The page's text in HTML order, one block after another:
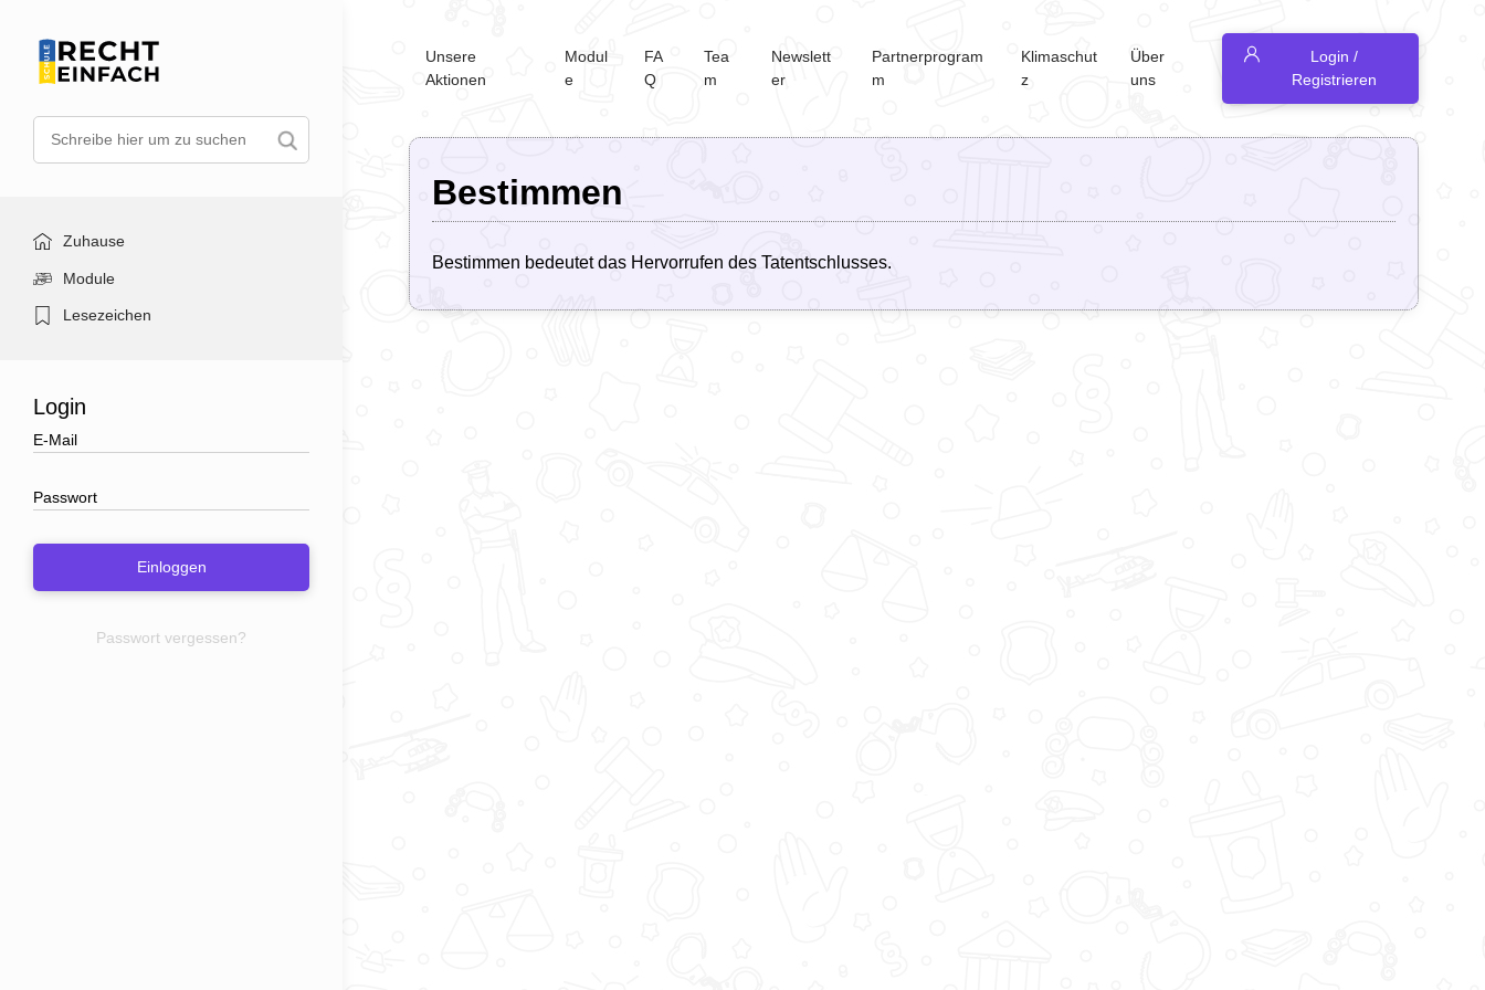
Zuhause
Module
Lesezeichen
Login
Einloggen
Passwort vergessen?
Unsere
Aktionen
Modul
e
FA
Q
Tea
m
Newslett
er
Partnerprogram
m
Klimaschut
z
Über
uns
Login /
Registrieren
Bestimmen
Bestimmen bedeutet das Hervorrufen des Tatentschlusses.